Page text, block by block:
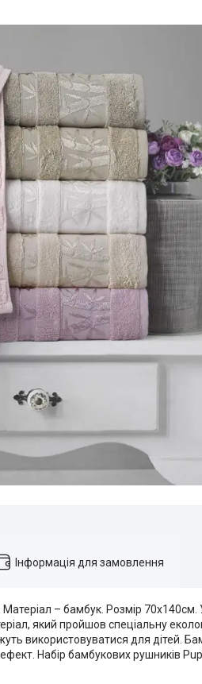
Інформація для замовлення
– бамбук. Розмір 70х140см.
який пройшов спеціальну
використовуватися для дітей.
ефект. Набір бамбукових